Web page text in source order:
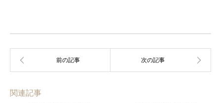
関連記事